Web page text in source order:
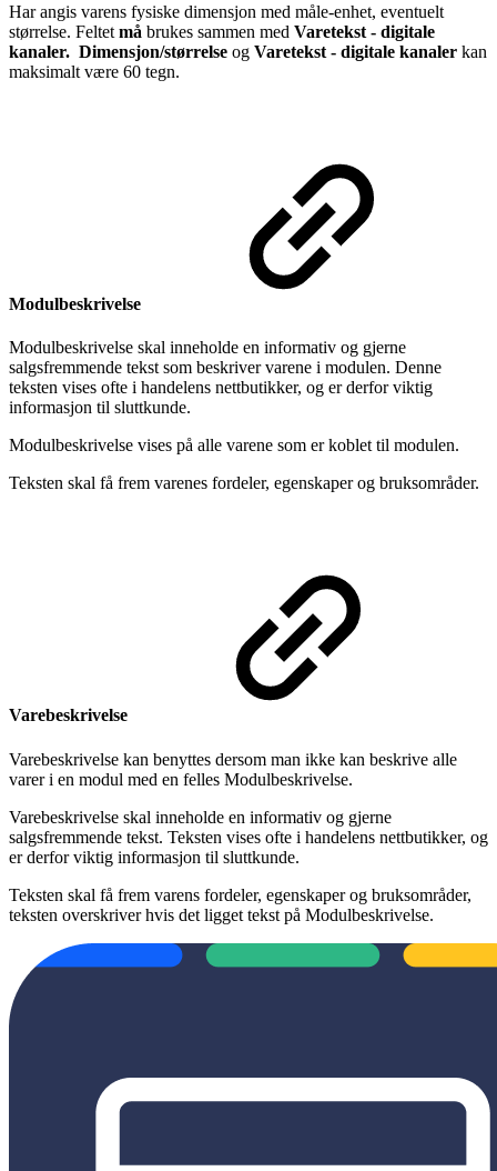
Har angis varens fysiske dimensjon med måle-enhet, eventuelt
størrelse. Feltet må brukes sammen med Varetekst - digitale
kanaler. Dimensjon/størrelse og Varetekst - digitale kanaler kan
maksimalt være 60 tegn.
Modulbeskrivelse
Modulbeskrivelse skal inneholde en informativ og gjerne
salgsfremmende tekst som beskriver varene i modulen. Denne
teksten vises ofte i handelens nettbutikker, og er derfor viktig
informasjon til sluttkunde.
Modulbeskrivelse vises på alle varene som er koblet til modulen.
Teksten skal få frem varenes fordeler, egenskaper og bruksområder.
Varebeskrivelse
Varebeskrivelse kan benyttes dersom man ikke kan beskrive alle
varer i en modul med en felles Modulbeskrivelse.
Varebeskrivelse skal inneholde en informativ og gjerne
salgsfremmende tekst. Teksten vises ofte i handelens nettbutikker, og
er derfor viktig informasjon til sluttkunde.
Teksten skal få frem varens fordeler, egenskaper og bruksområder,
teksten overskriver hvis det ligget tekst på Modulbeskrivelse.